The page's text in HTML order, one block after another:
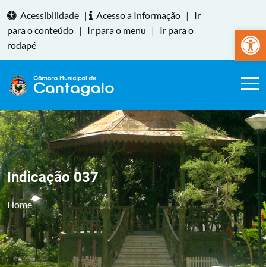
Abrir
Acessibilidade | Acesso a Informação |
Ir
para o conteúdo | Ir para o menu |
Ir para o
rodapé
Indicação 037
Home